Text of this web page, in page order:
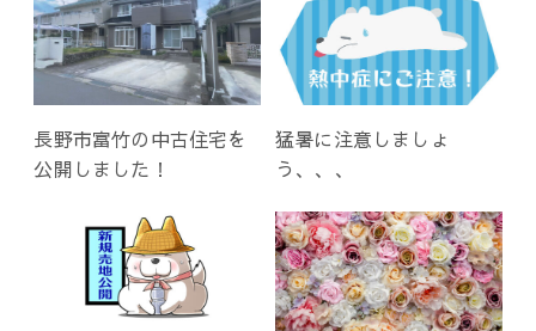
長野市富竹の中古住宅を
公開しました！
猛暑に注意しましょ
う、、、